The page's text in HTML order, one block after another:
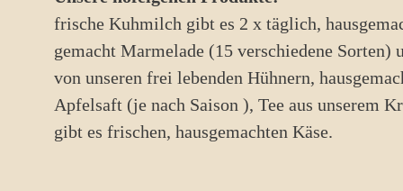
frische Kuhmilch gibt es 2 x täglich,
gemacht Marmelade (15 verschiedene Sorten)
von unseren frei lebenden Hühnern,
Apfelsaft (je nach Saison ), Tee aus unserem
gibt es frischen, hausgemachten Käse.